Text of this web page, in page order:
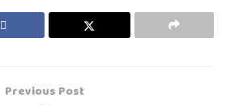
Previous Post